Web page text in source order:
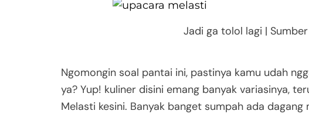
Jadi ga tolol lagi |
Ngomongin soal pantai ini, pastinya kamu udah
ya? Yup! kuliner disini emang banyak variasinya,
Melasti kesini. Banyak banget sumpah ada